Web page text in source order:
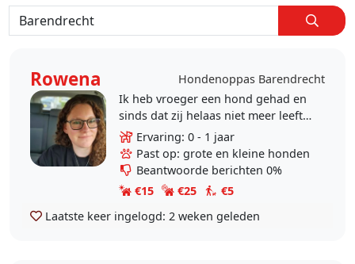
Rowena
Hondenoppas Barendrecht
Ik heb vroeger een hond gehad en
sinds dat zij helaas niet meer leeft
mis ik de aanwezigheid van een
hond en het uitlaten daarvan. Ik
houd van..
Ervaring: 0 - 1 jaar
Past op: grote en kleine honden
Beantwoorde berichten 0%
€15
€25
€5
Laatste keer ingelogd: 2 weken geleden